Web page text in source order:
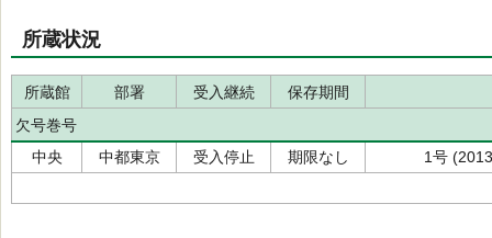
所蔵状況
所蔵館 部署 受入継続
保存期間
欠号巻号
中央
中都東京 受入停止 期限なし 1号